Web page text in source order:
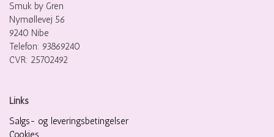
Smuk by Gren
Nymøllevej 56
9240 Nibe
Telefon: 93869240
CVR: 25702492
Links
Salgs- og leveringsbetingelser
Cookies